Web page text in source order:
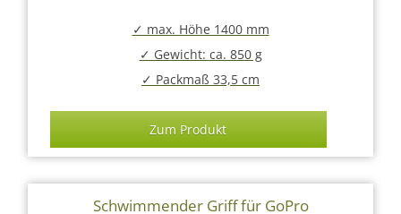
✓ max. Höhe 1400 mm
✓ Gewicht: ca. 850 g
✓ Packmaß 33,5 cm
Zum Produkt
Schwimmender Griff für GoPro